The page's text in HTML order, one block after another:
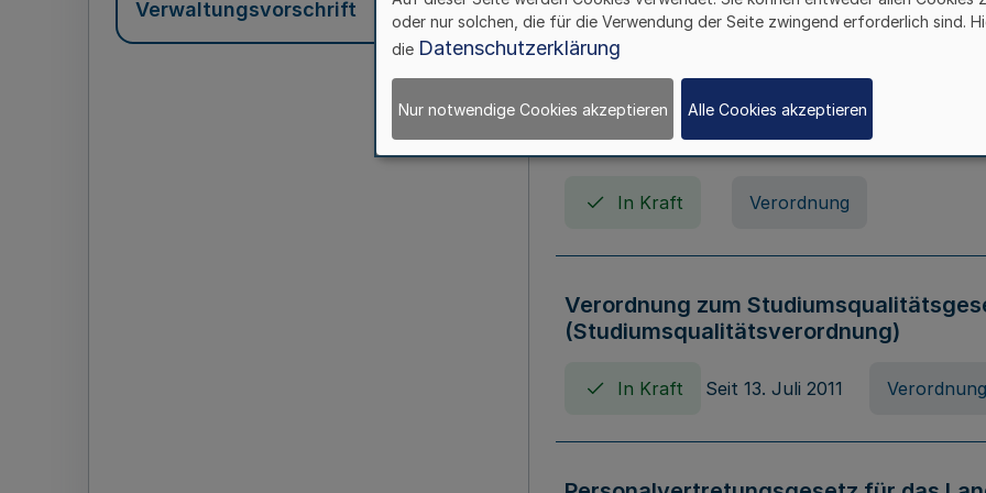
Verwaltungsvorschrift In Kraft Seit 01. April 2008 Gesetz
Verordnung über Beihilfen in Geburts-
Todesfällen (Beihilfenverordnung NRW
In Kraft Verordnung
Verordnung zum
(Studiumsqualitätsverordnung)
In Kraft Seit 13. Juli 2011 Verordnung
oder nur solchen, die für die Verwendung der Seite zwingend erforderlich sind.
die Datenschutzerklärung
Nur notwendige Cookies akzeptieren Alle Cookies akzeptieren